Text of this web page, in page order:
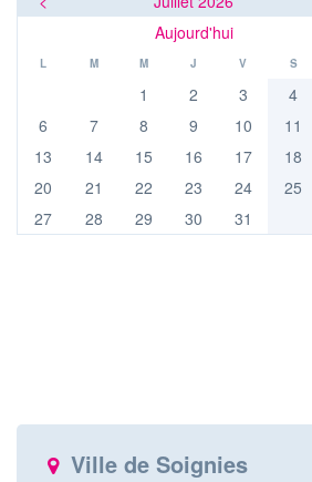
Aujourd'hui
L M M J V S
1 2 3 4
6
7 8 9 10 11
13
14 15 16 17 18
20
21 22 23 24 25
27
28 29 30 31
Ville de Soignies